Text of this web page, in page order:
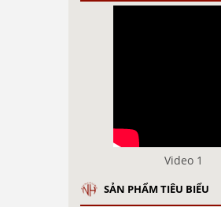
Video 1
SẢN PHẨM TIÊU BIỂU